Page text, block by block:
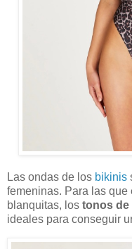
Las ondas de los bikinis
femeninas. Para las
blanquitas, los tonos
ideales para conseguir